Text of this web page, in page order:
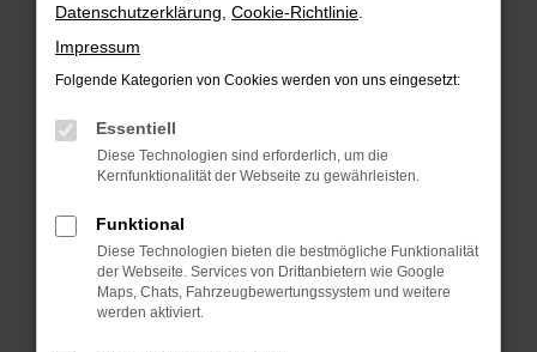
Überprüfe deine Firewall und
deine Internetverbindung.
Beispiel deine Suchmaschine?
Prüfe deine
Browsererweiterungen.
Manche Erweiterungen, wie
Werbeblocker, können das Laden
bestimmter Seiten verhindern.
Datenschutzerklärung Cookie-Richtlinie
Impressum
Folgende Kategorien von Cookies werden von uns eingesetzt:
Essentiell
Diese Technologien sind erforderlich, um die
Kernfunktionalität der Webseite zu gewährleisten.
Funktional
Diese Technologien bieten die bestmögliche Funktionalität
der Webseite. Services von Drittanbietern wie Google
Maps, Chats, Fahrzeugbewertungssystem und weitere
werden aktiviert.